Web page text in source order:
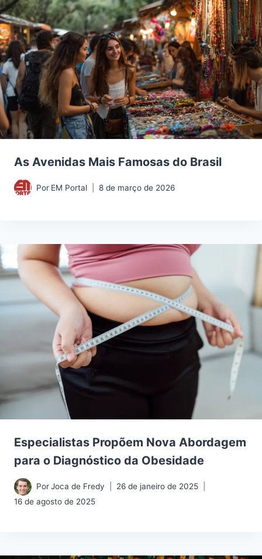
As Avenidas Mais Famosas do Brasil
Por EM Portal 8 de março de 2026
Especialistas Propõem Nova Abordagem
para o Diagnóstico da Obesidade
PorJoca de Fredy
26 de janeiro de 2025
16 de agosto de 2025